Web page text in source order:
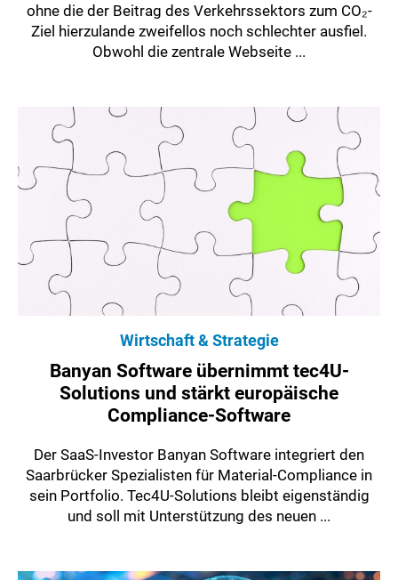
ohne die der Beitrag des Verkehrssektors zum CO₂-
Ziel hierzulande zweifellos noch schlechter ausfiel.
Obwohl die zentrale Webseite ...
Wirtschaft & Strategie
Banyan Software übernimmt tec4U-
Solutions und stärkt europäische
Compliance-Software
Der SaaS-Investor Banyan Software integriert den
Saarbrücker Spezialisten für Material-Compliance in
sein Portfolio. Tec4U-Solutions bleibt eigenständig
und soll mit Unterstützung des neuen ...